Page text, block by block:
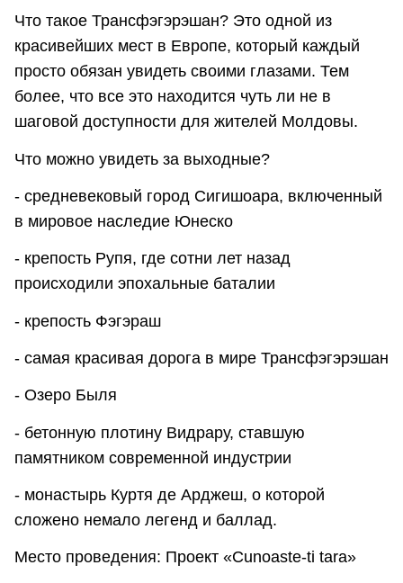
Что такое Трансфэгэрэшан? Это одной из
красивейших мест в Европе, который каждый
просто обязан увидеть своими глазами. Тем
более, что все это находится чуть ли не в
шаговой доступности для жителей Молдовы.
Что можно увидеть за выходные?
- средневековый город Сигишоара, включенный
в мировое наследие Юнеско
- крепость Рупя, где сотни лет назад
происходили эпохальные баталии
- крепость Фэгэраш
- самая красивая дорога в мире Трансфэгэрэшан
- Озеро Быля
- бетонную плотину Видрару, ставшую
памятником современной индустрии
- монастырь Куртя де Арджеш, о которой
сложено немало легенд и баллад.
Место проведения: Проект «Cunoaste-ti tara»